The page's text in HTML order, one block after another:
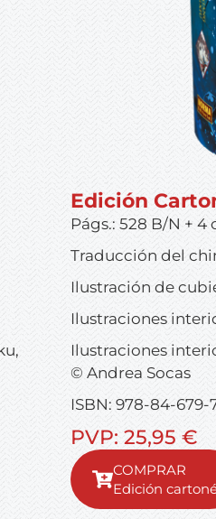
Edición
Págs.: 528 B/N + 4
Traducción del
Ilustración de
Ilustraciones
Ilustraciones
© Andrea Socas
ISBN: 978-84-679-
PVP: 25,95 €
Edición